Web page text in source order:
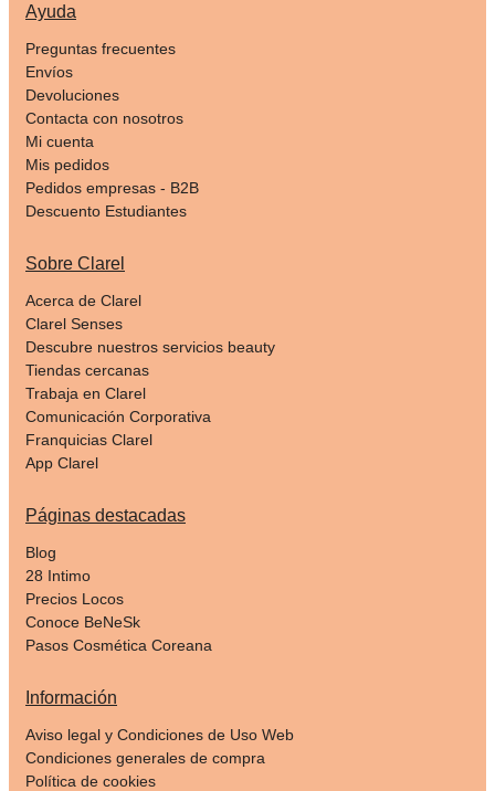
Ayuda
Preguntas frecuentes
Envíos
Devoluciones
Contacta con nosotros
Mi cuenta
Mis pedidos
Pedidos empresas - B2B
Descuento Estudiantes
Sobre Clarel
Acerca de Clarel
Clarel Senses
Descubre nuestros servicios beauty
Tiendas cercanas
Trabaja en Clarel
Comunicación Corporativa
Franquicias Clarel
App Clarel
Páginas destacadas
Blog
28 Intimo
Precios Locos
Conoce BeNeSk
Pasos Cosmética Coreana
Información
Aviso legal y Condiciones de Uso Web
Condiciones generales de compra
Política de cookies